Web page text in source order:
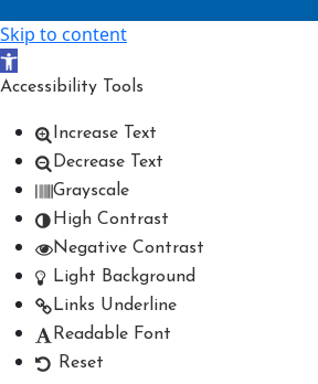
Skip to content
Open toolbar
Accessibility Tools
Increase Text
Decrease Text
Grayscale
High Contrast
Negative Contrast
Light Background
Links Underline
Readable Font
Reset